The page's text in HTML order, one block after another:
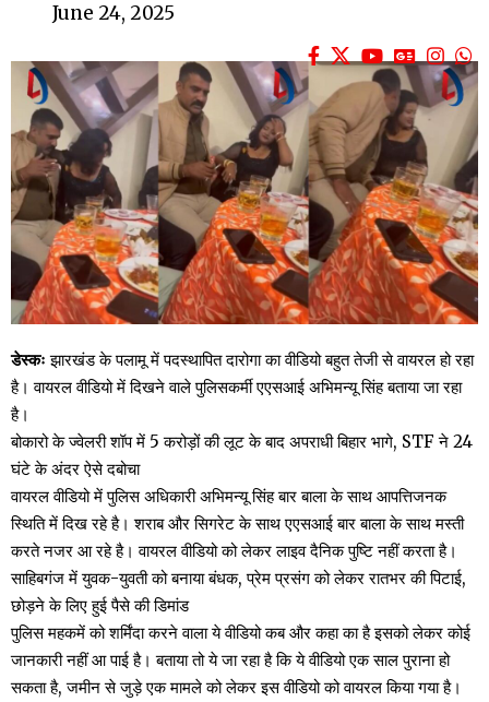
June 24, 2025
डेस्कः झारखंड के पलामू में पदस्थापित दारोगा का वीडियो बहुत तेजी से वायरल हो रहा
है। वायरल वीडियो में दिखने वाले पुलिसकर्मी एएसआई अभिमन्यू सिंह बताया जा रहा
है।
बोकारो के ज्वेलरी शॉप में 5 करोड़ों की लूट के बाद अपराधी बिहार भागे, STF ने 24
घंटे के अंदर ऐसे दबोचा
वायरल वीडियो में पुलिस अधिकारी अभिमन्यू सिंह बार बाला के साथ आपत्तिजनक
स्थिति में दिख रहे है। शराब और सिगरेट के साथ एएसआई बार बाला के साथ मस्ती
करते नजर आ रहे है। वायरल वीडियो को लेकर लाइव दैनिक पुष्टि नहीं करता है।
साहिबगंज में युवक-युवती को बनाया बंधक, प्रेम प्रसंग को लेकर रातभर की पिटाई,
छोड़ने के लिए हुई पैसे की डिमांड
पुलिस महकमें को शर्मिंदा करने वाला ये वीडियो कब और कहा का है इसको लेकर कोई
जानकारी नहीं आ पाई है। बताया तो ये जा रहा है कि ये वीडियो एक साल पुराना हो
सकता है, जमीन से जुड़े एक मामले को लेकर इस वीडियो को वायरल किया गया है।